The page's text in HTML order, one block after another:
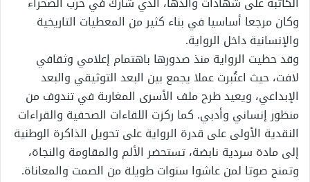
وكان مرجعا أساسيا في بناء كثير من المعطيات التاريخية
والإنسانية داخل الرواية.
وقد حظيت الرواية منذ صدورها باهتمام إعلامي وثقافي
لافت، حيث اعتُبرت عملا يجمع بين البعد التوثيقي والبعد
الإبداعي، ويعيد طرح ملف الأسرى المغاربة في تندوف من
منظور إنساني وأدبي. كما ركزت اللقاءات الصحفية والقراءات
النقدية الأولى على قدرة الرواية على تحويل الذاكرة الوطنية
إلى مادة سردية نابضة، تستحضر الألم والمقاومة والنجاة،
وتمنح صوتا لمن عاشوا سنوات طويلة من الصمت والمعاناة.